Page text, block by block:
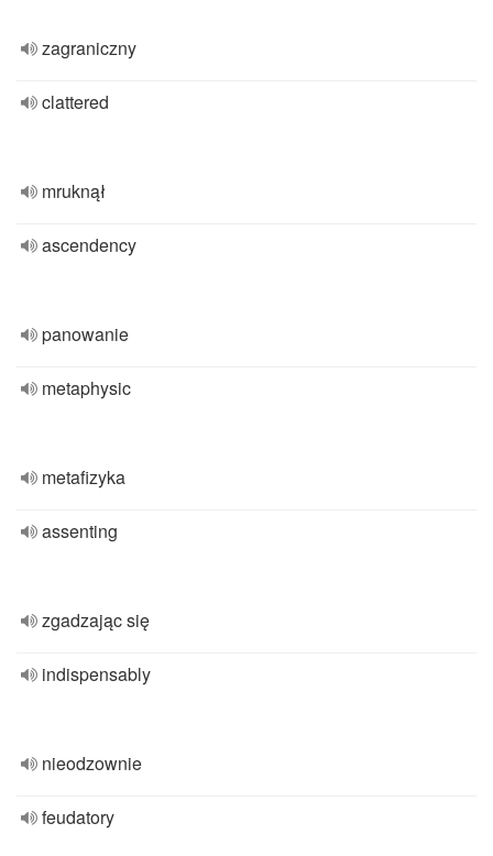
zagraniczny
clattered
mruknął
ascendency
panowanie
metaphysic
metafizyka
assenting
zgadzając się
indispensably
nieodzownie
feudatory